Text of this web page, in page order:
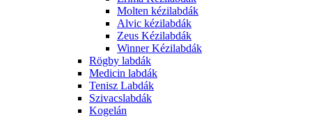
Molten kézilabdák
Alvic kézilabdák
Zeus Kézilabdák
Winner Kézilabdák
Rögby labdák
Medicin labdák
Tenisz Labdák
Szivacslabdák
Kogelán